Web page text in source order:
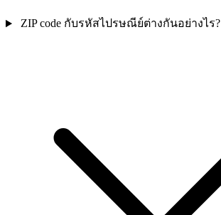
ZIP code กับรหัสไปรษณีย์ต่างกันอย่างไร?